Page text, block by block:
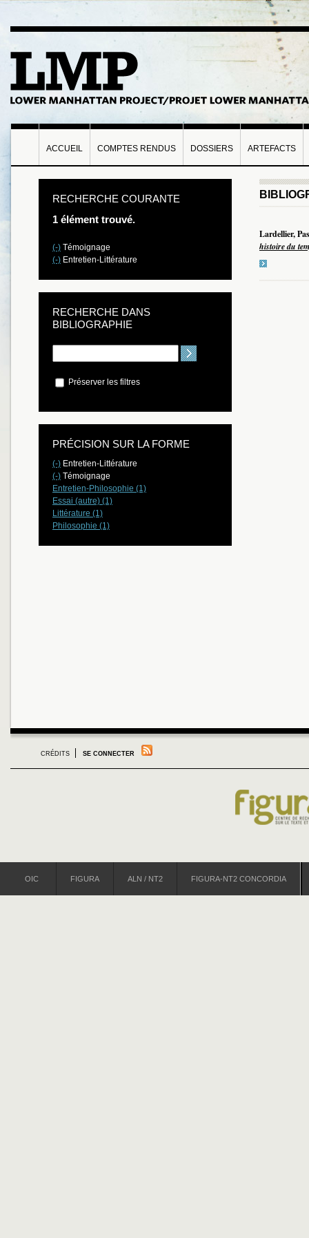
ACCUEIL COMPTES RENDUS DOSSIERS ARTEFACTS
Lardellier,
histoire du
RECHERCHE COURANTE
1 élément trouvé.
(-) Témoignage
(-) Entretien-Littérature
RECHERCHE DANS
BIBLIOGRAPHIE
Préserver les filtres
PRÉCISION SUR LA FORME
(-) Entretien-Littérature
(-) Témoignage
Entretien-Philosophie (1)
Essai (autre) (1)
Littérature (1)
Philosophie (1)
CRÉDITS SE CONNECTER
OIC FIGURA ALN / NT2 FIGURA-NT2 CONCORDIA